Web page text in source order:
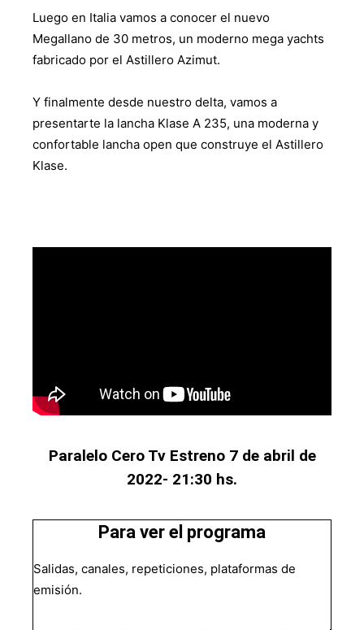
Luego en Italia vamos a conocer el nuevo
Megallano de 30 metros, un moderno mega yachts
fabricado por el Astillero Azimut.
Y finalmente desde nuestro delta, vamos a
presentarte la lancha Klase A 235, una moderna y
confortable lancha open que construye el Astillero
Klase.
Paralelo Cero Tv Estreno 7 de abril de
2022- 21:30 hs.
Para ver el programa
Salidas, canales, repeticiones, plataformas de
emisión.